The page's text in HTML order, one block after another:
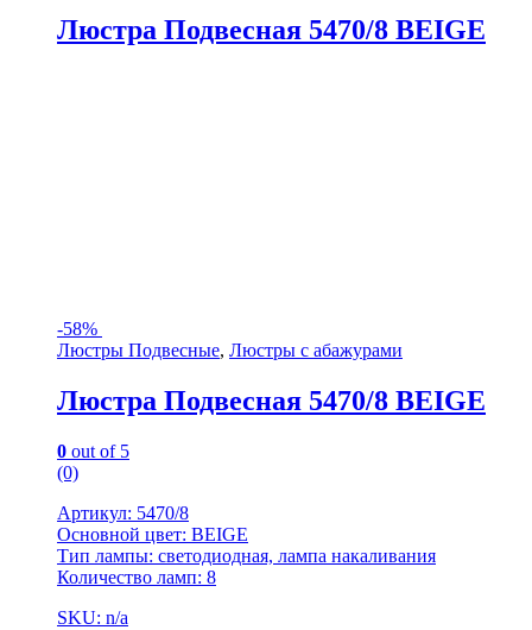
Люстра Подвесная 5470/8 BEIGE
-58%
Люстры Подвесные, Люстры с абажурами
Люстра Подвесная 5470/8 BEIGE
0 out of 5
(0)
Артикул: 5470/8
Основной цвет: BEIGE
Тип лампы: светодиодная, лампа накаливания
Количество ламп: 8
SKU: n/a